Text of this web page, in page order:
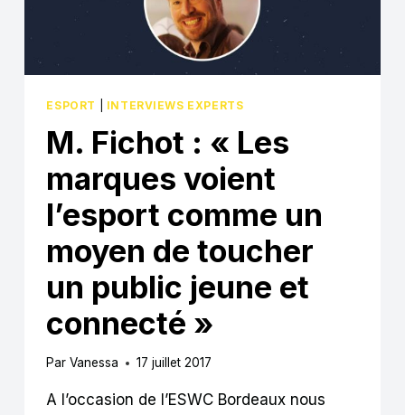
QUE
POUR
L’ARRIVÉE
ESPORT INTERVIEWS EXPERTS
M. Fichot : « Les
marques voient
l’esport comme un
moyen de toucher
un public jeune et
connecté »
Par Vanessa 17 juillet 2017
A l’occasion de l’ESWC Bordeaux nous